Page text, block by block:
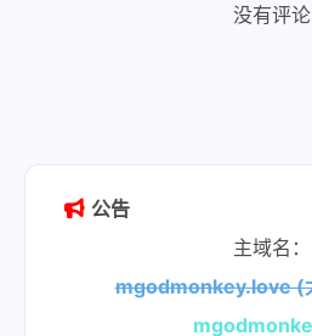
没有评论
公告
主域名：
mgodmonkey.love (